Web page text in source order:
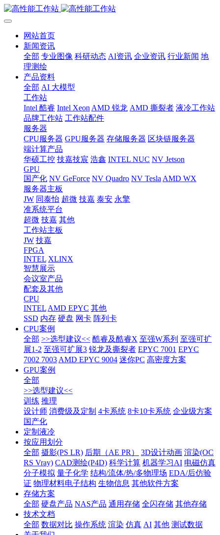
网站首页
新闻资讯
全部 专业图像 科研动态 AI资讯 企业资讯 行业新闻 地
理测绘
产品资料
全部 AI 大模型
工作站
Intel 酷睿 Intel Xeon AMD 锐龙 AMD 撕裂者 液冷工作站
品牌工作站 工作站配件
服务器
CPU服务器 GPU服务器 存储服务器 区块链服务器
端计算产品
华硕工控 技嘉技宸 浩鑫 INTEL NUC NV Jetson
GPU
国产化 NV GeForce NV Quadro NV Tesla AMD WX
服务器主板
JW 同泰怡 超微 技嘉 泰安 永擎
准系统平台
超微 技嘉 其他
工作站主板
JW 技嘉
FPGA
INTEL XLINX
智慧展示
会议室产品
配套及其他
CPU
INTEL AMD EPYC 其他
SSD 内存 硬盘 网卡 阵列卡
CPU案例
全部 >>选型建议<< 酷睿及酷睿X 至强W系列 至强可扩
展1-2 至强可扩展3 锐龙及撕裂者 EPYC 7001 EPYC
7002 7003 AMD EPYC 9004 迷你PC 高密度方案
GPU案例
全部
>>选型建议<<
训练 推理
设计师 消费级及定制 4卡系统 8卡10卡系统 企业级方案
国产化
定制液冷
按应用划分
全部 摄影(PS LR) 后期（AE PR） 3D设计动画 渲染(OC
RS Vray) CAD测绘(P4D) 科学计算 机器学习AI 电磁仿真
分子模拟 量子化学 结构/流体/热/多物理场 EDA/后仿验
证 物理材料电子结构 生物信息 其他软件方案
存储方案
全部 硬盘产品 NAS产品 通用存储 全闪存储 其他存储
技术文档
全部 数据对比 操作系统 渲染 仿真 AI 其他 测试数据